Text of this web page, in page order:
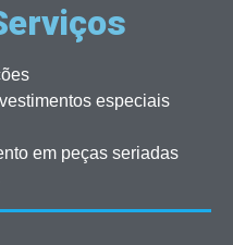
especiais
em peças seriadas